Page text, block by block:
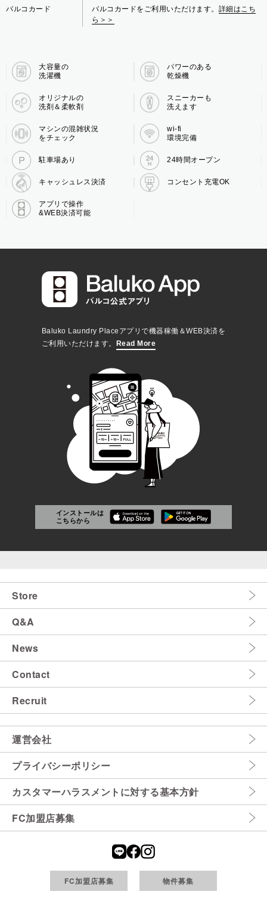
バルコカード
バルコカードをご利用いただけます。 詳細はこち
ら＞＞
大容量の
洗濯機
パワーのある
乾燥機
オリジナルの
洗剤＆柔軟剤
スニーカーも
洗えます
マシンの混雑状況
をチェック
wi-fi
環境完備
駐車場あり 24時間オープン
キャッシュレス決済 コンセント充電OK
アプリで操作
&WEB決済可能
Baluko Laundry Placeアプリで機器稼働＆WEB決済を
ご利用いただけます。 Read More
インストールは
こちらから
Store
Q&A
News
Contact
Recruit
運営会社
プライバシーポリシー
カスタマーハラスメントに対する基本方針
FC加盟店募集
FC加盟店募集 物件募集